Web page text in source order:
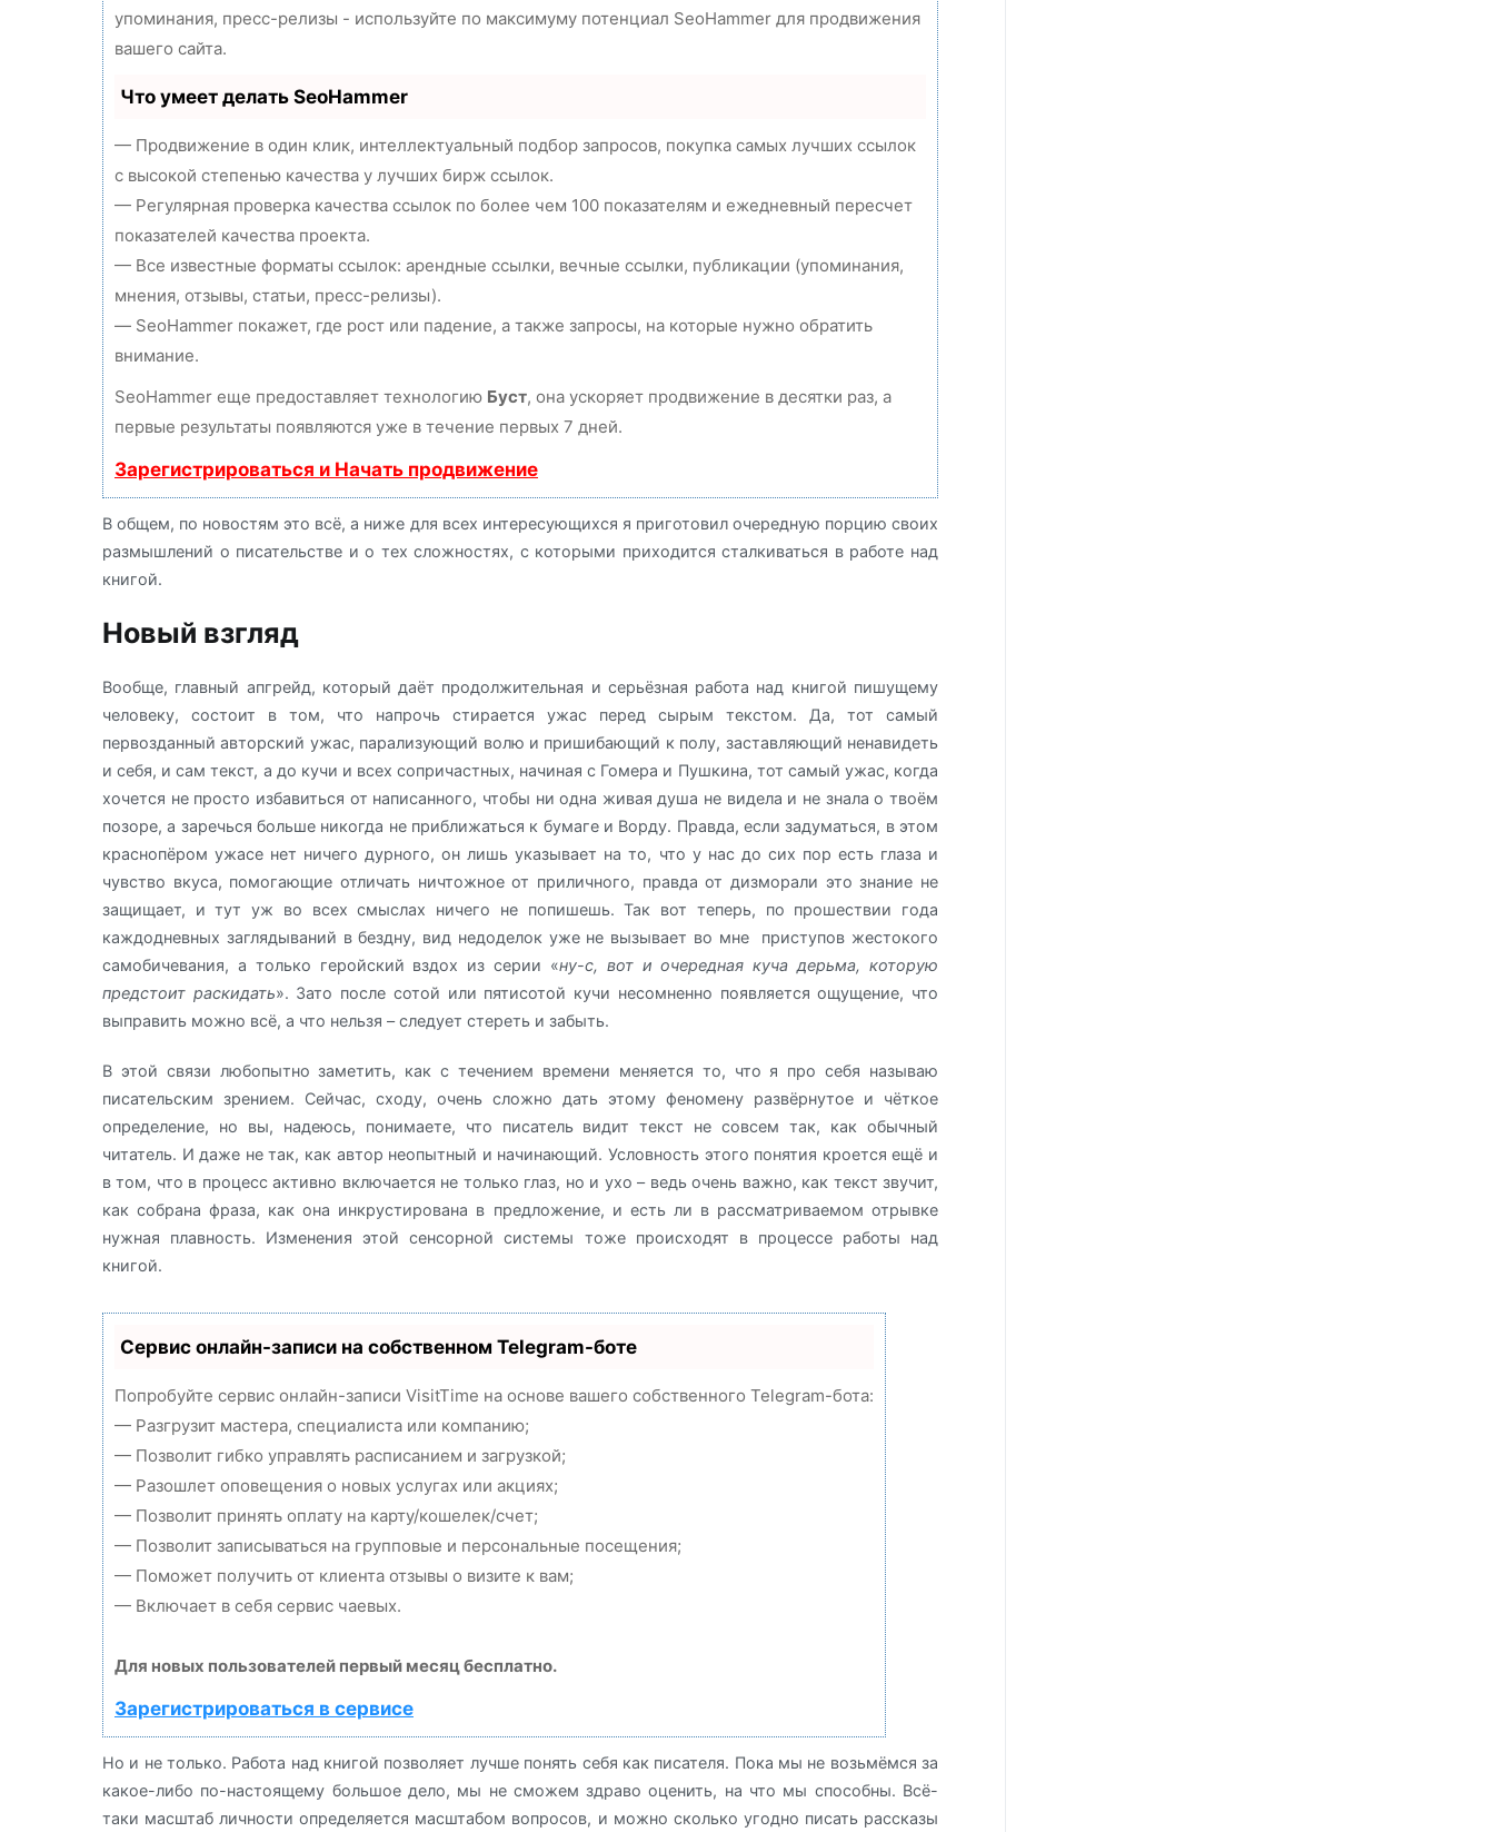
упоминания, пресс-релизы - используйте по максимуму потенциал SeoHammer для продвижения
вашего сайта.
Что умеет делать SeoHammer
— Продвижение в один клик, интеллектуальный подбор запросов, покупка самых лучших ссылок
с высокой степенью качества у лучших бирж ссылок.
— Регулярная проверка качества ссылок по более чем 100 показателям и ежедневный пересчет
показателей качества проекта.
— Все известные форматы ссылок: арендные ссылки, вечные ссылки, публикации (упоминания,
мнения, отзывы, статьи, пресс-релизы).
— SeoHammer покажет, где рост или падение, а также запросы, на которые нужно обратить
внимание.
SeoHammer еще предоставляет технологию Буст, она ускоряет продвижение в десятки раз, а
первые результаты появляются уже в течение первых 7 дней.
Зарегистрироваться и Начать продвижение
В общем, по новостям это всё, а ниже для всех интересующихся я приготовил очередную порцию своих
размышлений о писательстве и о тех сложностях, с которыми приходится сталкиваться в работе над
книгой.
Новый взгляд
Вообще, главный апгрейд, который даёт продолжительная и серьёзная работа над книгой пишущему
человеку, состоит в том, что напрочь стирается ужас перед сырым текстом. Да, тот самый
первозданный авторский ужас, парализующий волю и пришибающий к полу, заставляющий ненавидеть
и себя, и сам текст, а до кучи и всех сопричастных, начиная с Гомера и Пушкина, тот самый ужас, когда
хочется не просто избавиться от написанного, чтобы ни одна живая душа не видела и не знала о твоём
позоре, а заречься больше никогда не приближаться к бумаге и Ворду. Правда, если задуматься, в этом
краснопёром ужасе нет ничего дурного, он лишь указывает на то, что у нас до сих пор есть глаза и
чувство вкуса, помогающие отличать ничтожное от приличного, правда от дизморали это знание не
защищает, и тут уж во всех смыслах ничего не попишешь. Так вот теперь, по прошествии года
каждодневных заглядываний в бездну, вид недоделок уже не вызывает во мне приступов жестокого
самобичевания, а только геройский вздох из серии «ну-с, вот и очередная куча дерьма, которую
предстоит раскидать». Зато после сотой или пятисотой кучи несомненно появляется ощущение, что
выправить можно всё, а что нельзя – следует стереть и забыть.
В этой связи любопытно заметить, как с течением времени меняется то, что я про себя называю
писательским зрением. Сейчас, сходу, очень сложно дать этому феномену развёрнутое и чёткое
определение, но вы, надеюсь, понимаете, что писатель видит текст не совсем так, как обычный
читатель. И даже не так, как автор неопытный и начинающий. Условность этого понятия кроется ещё и
в том, что в процесс активно включается не только глаз, но и ухо – ведь очень важно, как текст звучит,
как собрана фраза, как она инкрустирована в предложение, и есть ли в рассматриваемом отрывке
нужная плавность. Изменения этой сенсорной системы тоже происходят в процессе работы над
книгой.
Сервис онлайн-записи на собственном Telegram-боте
Попробуйте сервис онлайн-записи VisitTime на основе вашего собственного Telegram-бота:
— Разгрузит мастера, специалиста или компанию;
— Позволит гибко управлять расписанием и загрузкой;
— Разошлет оповещения о новых услугах или акциях;
— Позволит принять оплату на карту/кошелек/счет;
— Позволит записываться на групповые и персональные посещения;
— Поможет получить от клиента отзывы о визите к вам;
— Включает в себя сервис чаевых.
Для новых пользователей первый месяц бесплатно.
Зарегистрироваться в сервисе
Но и не только. Работа над книгой позволяет лучше понять себя как писателя. Пока мы не возьмёмся за
какое-либо по-настоящему большое дело, мы не сможем здраво оценить, на что мы способны. Всё-
таки масштаб личности определяется масштабом вопросов, и можно сколько угодно писать рассказы